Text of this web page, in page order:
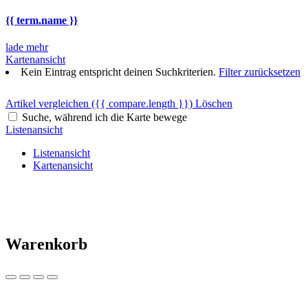
{{ term.name }}
lade mehr
Kartenansicht
Kein Eintrag entspricht deinen Suchkriterien. Filter zurücksetzen
Artikel vergleichen ({{ compare.length }}) Löschen
Suche, während ich die Karte bewege
Listenansicht
Listenansicht
Kartenansicht
Warenkorb